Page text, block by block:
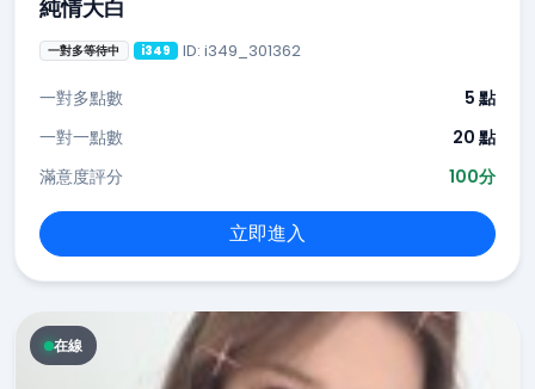
純情大白
一對多等待中 i349 ID: i349_301362
一對多點數
5 點
一對一點數
20 點
滿意度評分
100分
立即進入
在線